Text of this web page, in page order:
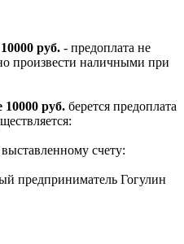
руб. - предоплата не
произвести наличными при
руб. берется предоплата
счету:
предприниматель Гогулин